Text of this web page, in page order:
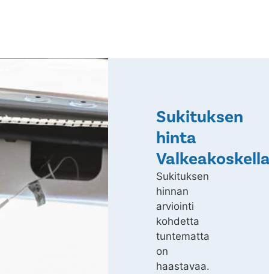
Sukituksen
hinta
Sukituksen
hinnan
arviointi
kohdetta
tuntematta
on
haastavaa.